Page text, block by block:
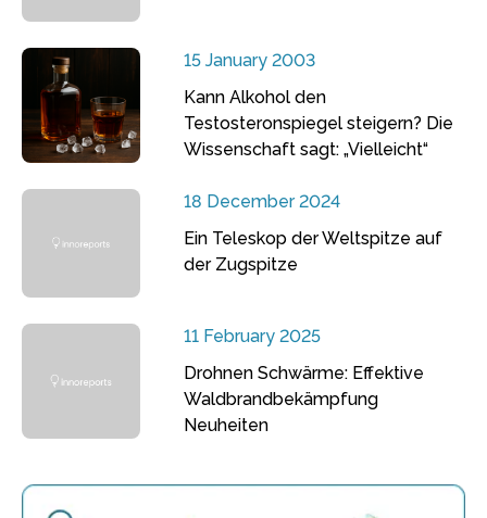
15 January 2003
Kann Alkohol den
Testosteronspiegel steigern? Die
Wissenschaft sagt: „Vielleicht“
18 December 2024
Ein Teleskop der Weltspitze auf
der Zugspitze
11 February 2025
Drohnen Schwärme: Effektive
Waldbrandbekämpfung
Neuheiten